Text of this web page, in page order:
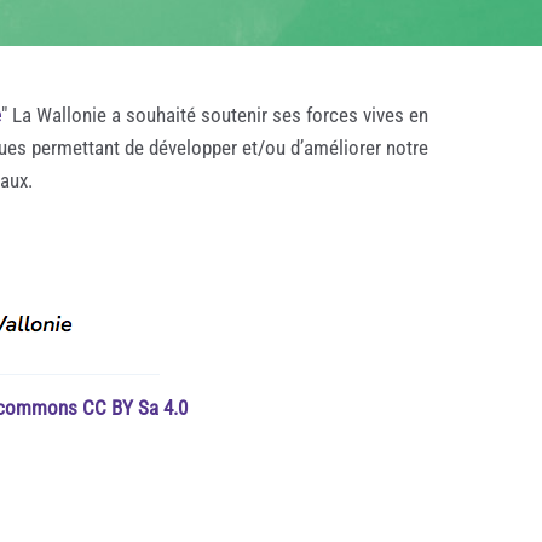
" La Wallonie a souhaité soutenir ses forces vives en
permettant de développer et/ou d’améliorer notre
CC BY Sa 4.0